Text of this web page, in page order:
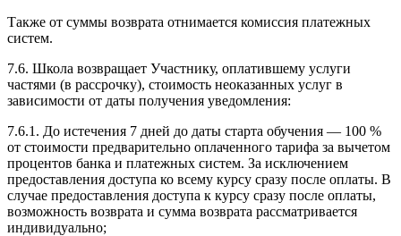
Также от суммы возврата отнимается комиссия платежных
систем.
7.6. Школа возвращает Участнику, оплатившему услуги
частями (в рассрочку), стоимость неоказанных услуг в
зависимости от даты получения уведомления:
7.6.1. До истечения 7 дней до даты старта обучения — 100 %
от стоимости предварительно оплаченного тарифа за вычетом
процентов банка и платежных систем. За исключением
предоставления доступа ко всему курсу сразу после оплаты. В
случае предоставления доступа к курсу сразу после оплаты,
возможность возврата и сумма возврата рассматривается
индивидуально;